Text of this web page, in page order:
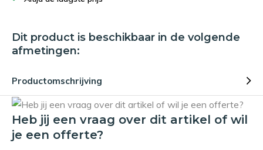
Dit product is beschikbaar in de volgende
afmetingen:
Productomschrijving
Heb jij een vraag over dit artikel of wil
je een offerte?